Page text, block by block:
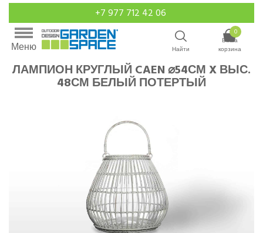
+7 977 712 42 06
Меню Найти
0
Ваша
корзина
ЛАМПИОН КРУГЛЫЙ CAEN ⌀54СМ X ВЫС.
48СМ БЕЛЫЙ ПОТЕРТЫЙ